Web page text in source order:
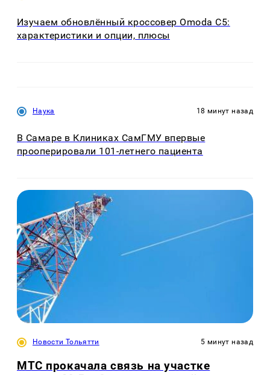
Изучаем обновлённый кроссовер Omoda C5:
характеристики и опции, плюсы
Наука 18 минут назад
В Самаре в Клиниках СамГМУ впервые
прооперировали 101-летнего пациента
Новости Тольятти 5 минут назад
МТС прокачала связь на участке